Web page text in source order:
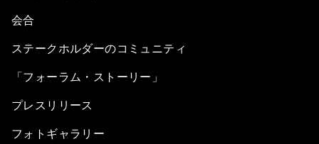
会合
ステークホルダーのコミュニティ
「フォーラム・ストーリー」
プレスリリース
フォトギャラリー